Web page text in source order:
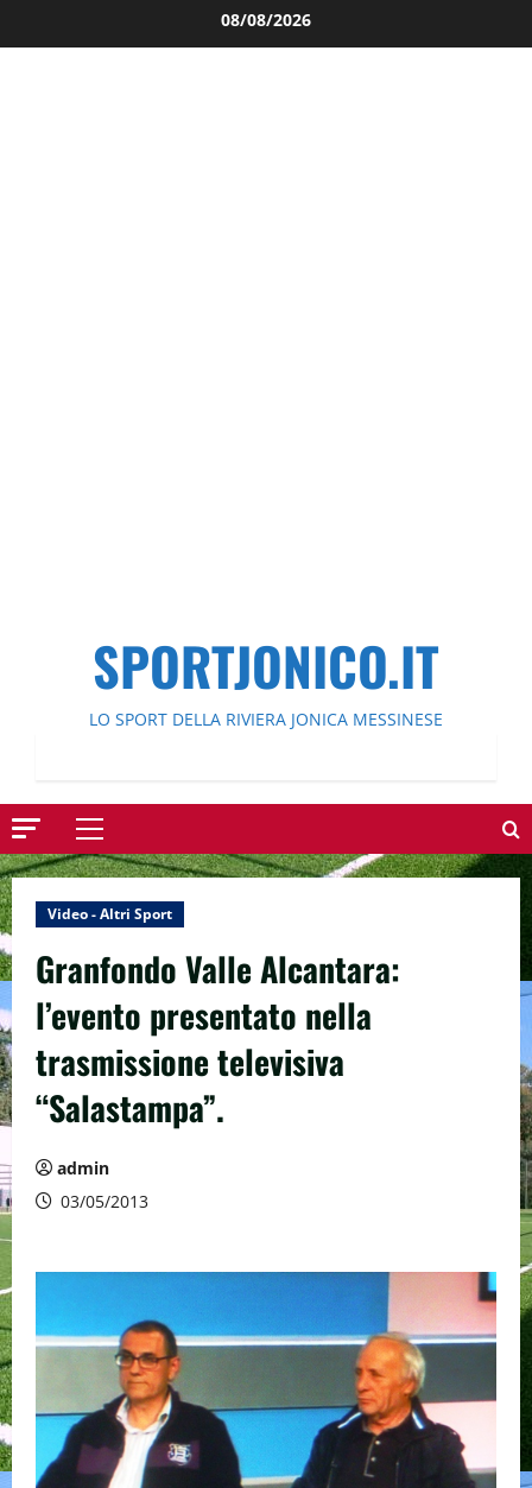
al
08/08/2026
SPORTJONICO.IT
LO SPORT DELLA RIVIERA JONICA MESSINESE
Menu
principale
Video - Altri Sport
Granfondo Valle Alcantara:
l’evento presentato nella
trasmissione televisiva
“Salastampa”.
admin
03/05/2013